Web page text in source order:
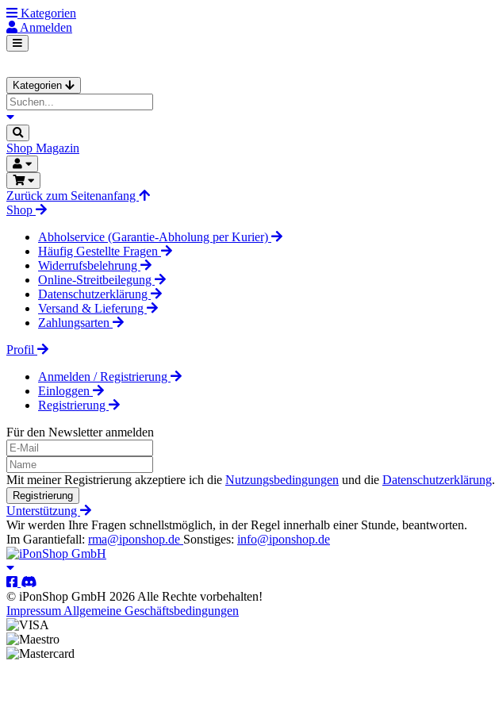
Kategorien
Anmelden
Kategorien
Shop Magazin
Zurück zum Seitenanfang
Shop
Abholservice (Garantie-Abholung per Kurier)
Häufig Gestellte Fragen
Widerrufsbelehrung
Online-Streitbeilegung
Datenschutzerklärung
Versand & Lieferung
Zahlungsarten
Profil
Anmelden / Registrierung
Einloggen
Registrierung
Für den Newsletter anmelden
Mit meiner Registrierung akzeptiere ich die Nutzungsbedingungen und die Datenschutzerklärung.
Registrierung
Unterstützung
Wir werden Ihre Fragen schnellstmöglich, in der Regel innerhalb einer Stunde, beantworten.
Im Garantiefall: rma@iponshop.de Sonstiges: info@iponshop.de
© iPonShop GmbH 2026 Alle Rechte vorbehalten!
Impressum Allgemeine Geschäftsbedingungen